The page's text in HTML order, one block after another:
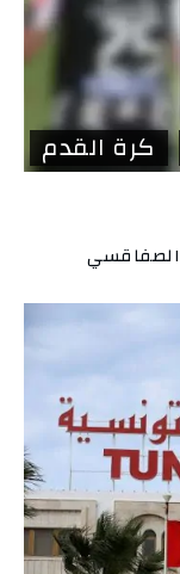
كرة القدم
الصفاقسي